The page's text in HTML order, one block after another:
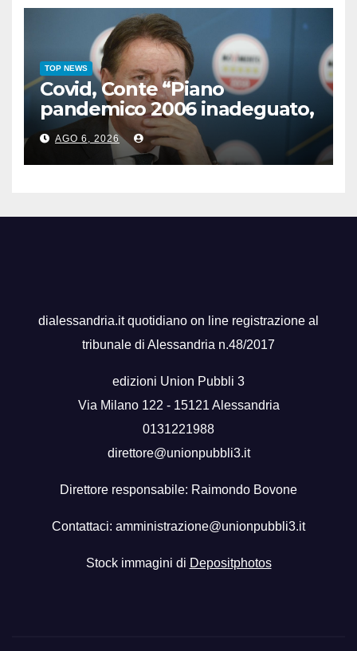
TOP NEWS
Covid, Conte “Piano
pandemico 2006 inadeguato,
virus senza precedenti”
AGO 6, 2026
dialessandria.it quotidiano on line registrazione al
tribunale di Alessandria n.48/2017
edizioni Union Pubbli 3
Via Milano 122 - 15121 Alessandria
0131221988
direttore@unionpubbli3.it
Direttore responsabile: Raimondo Bovone
Contattaci: amministrazione@unionpubbli3.it
Stock immagini di Depositphotos